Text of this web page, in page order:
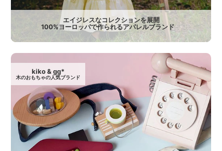
エイジレスなコレクションを展開
100%ヨーロッパで作られるアパレルブランド
kiko & gg*
木のおもちゃの人気ブランド